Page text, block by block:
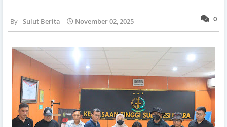
0
Sulut Berita November 02, 2025